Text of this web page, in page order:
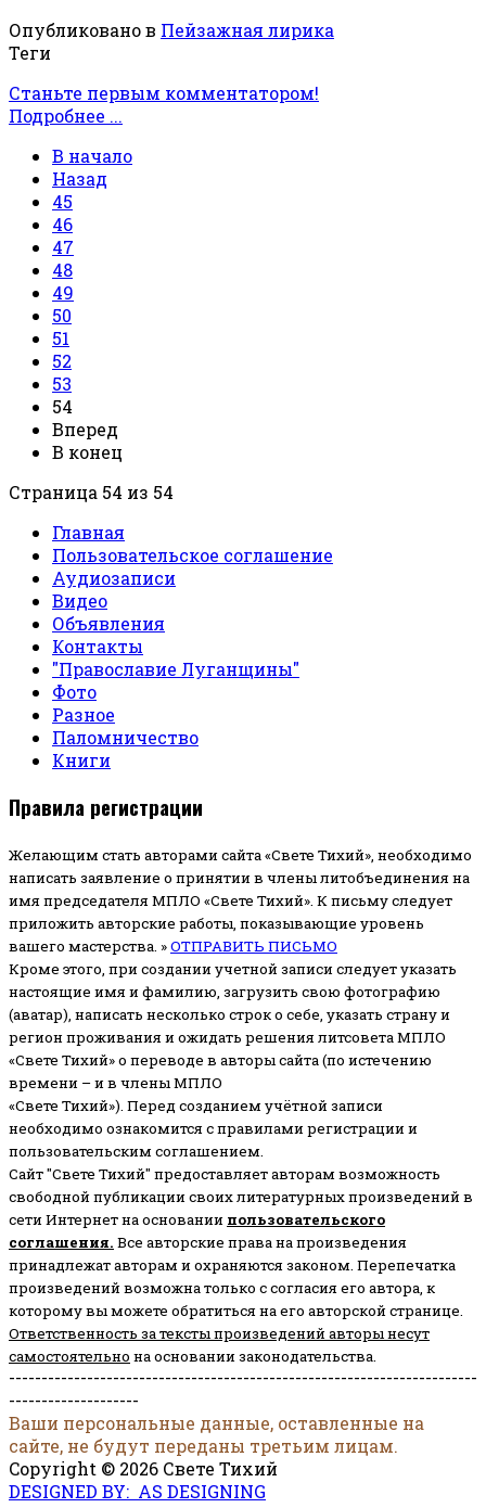
Опубликовано в Пейзажная лирика
Теги
Станьте первым комментатором!
Подробнее ...
В начало
Назад
45
46
47
48
49
50
51
52
53
54
Вперед
В конец
Страница 54 из 54
Главная
Пользовательское соглашение
Аудиозаписи
Видео
Объявления
Контакты
"Православие Луганщины"
Фото
Разное
Паломничество
Книги
Правила регистрации
Желающим стать авторами сайта «Свете Тихий», необходимо
написать заявление о принятии в члены литобъединения на
имя председателя МПЛО «Свете Тихий». К письму следует
приложить авторские работы, показывающие уровень
вашего мастерства. »ОТПРАВИТЬ ПИСЬМО
Кроме этого, при создании учетной записи следует указать
настоящие имя и фамилию, загрузить свою фотографию
(аватар), написать несколько строк о себе, указать страну и
регион проживания и ожидать решения литсовета МПЛО
«Свете Тихий» о переводе в авторы сайта (по истечению
времени – и в члены МПЛО
«Свете Тихий»). Перед созданием учётной записи
необходимо ознакомится с правилами регистрации и
пользовательским соглашением.
Сайт "Свете Тихий" предоставляет авторам возможность
свободной публикации своих литературных произведений в
сети Интернет на основании пользовательского
соглашения. Все авторские права на произведения
принадлежат авторам и охраняются законом. Перепечатка
произведений возможна только с согласия его автора, к
которому вы можете обратиться на его авторской странице.
Ответственность за тексты произведений авторы несут
самостоятельно на основании законодательства.
------------------------------------------------------------------------
--------------------
Ваши персональные данные, оставленные на
сайте, не будут переданы третьим лицам.
Copyright © 2026 Свете Тихий
DESIGNED BY: AS DESIGNING